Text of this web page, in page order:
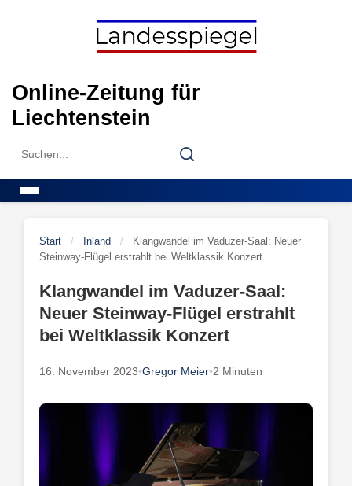
Online-Zeitung für
Liechtenstein
Search
Search
Start / Inland /
Klangwandel im Vaduzer-Saal: Neuer
Steinway-Flügel erstrahlt bei Weltklassik Konzert
Klangwandel im Vaduzer-Saal:
Neuer Steinway-Flügel erstrahlt
bei Weltklassik Konzert
16. November 2023•Gregor Meier•2 Minuten